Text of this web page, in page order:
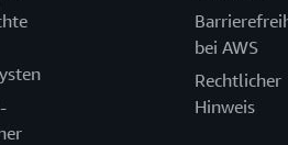
bei AWS
Rechtlicher
Hinweis